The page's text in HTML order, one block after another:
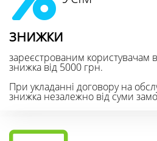
знижки
зареєстрованим користувачам
знижка від 5000 грн.
При укладанні договору на
знижка незалежно від суми